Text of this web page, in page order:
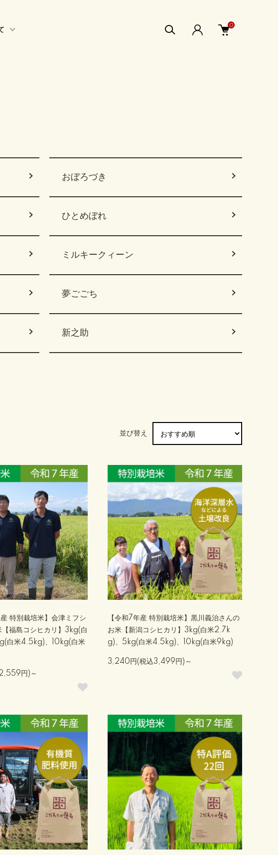
0
おぼろづき
ひとめぼれ
ミルキークィーン
夢ごごち
新之助
並び替え
産 特別栽培米】会津ミフシ
【福島コシヒカリ】3kg(白
白米4.5kg)、10kg(白米
円)～
【令和7年産 特別栽培米】黒川義治さんの
お米【新潟コシヒカリ】3kg(白米2.7k
g)、5kg(白米4.5kg)、10kg(白米9kg)
3,240円(税込3,499円)～